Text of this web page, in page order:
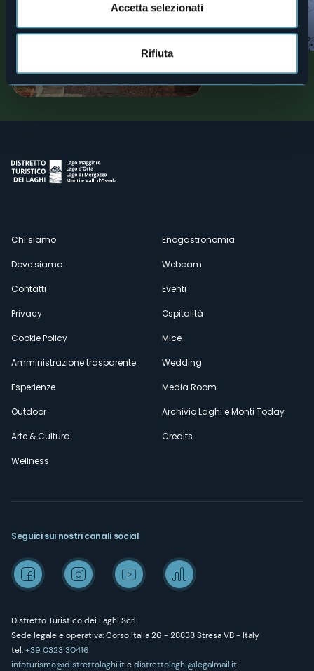
Accetta selezionati
Rifiuta
PERCORSO NORDIC WALKING:
"Nordic Walking Park" di
Oggebbio - Percorso n° 2 -
Laghi
Menù
secondario
Chi siamo
Dove siamo
Contatti
Privacy
Cookie Policy
Amministrazione trasparente
Esperienze
Outdoor
Arte & Cultura
Wellness
Enogastronomia
Webcam
Eventi
Ospitalità
Mice
Wedding
Media Room
Archivio Laghi e Monti Today
Credits
Distretto Turistico dei Laghi Scrl
Sede legale e operativa: Corso Italia 26 - 28838 Stresa VB - Italy
tel:+39 0323 30416
infoturismo@distrettolaghi.itedistrettolaghi@legalmail.it
Seguici sui nostri canali social